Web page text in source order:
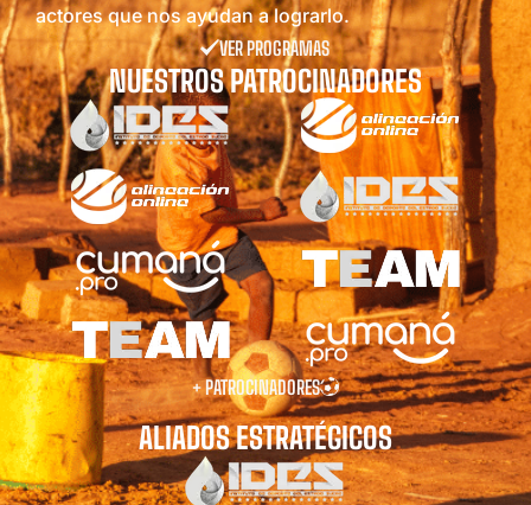
actores que nos ayudan a lograrlo.
VER PROGRAMAS
NUESTROS PATROCINADORES
+ PATROCINADORES
ALIADOS ESTRATÉGICOS